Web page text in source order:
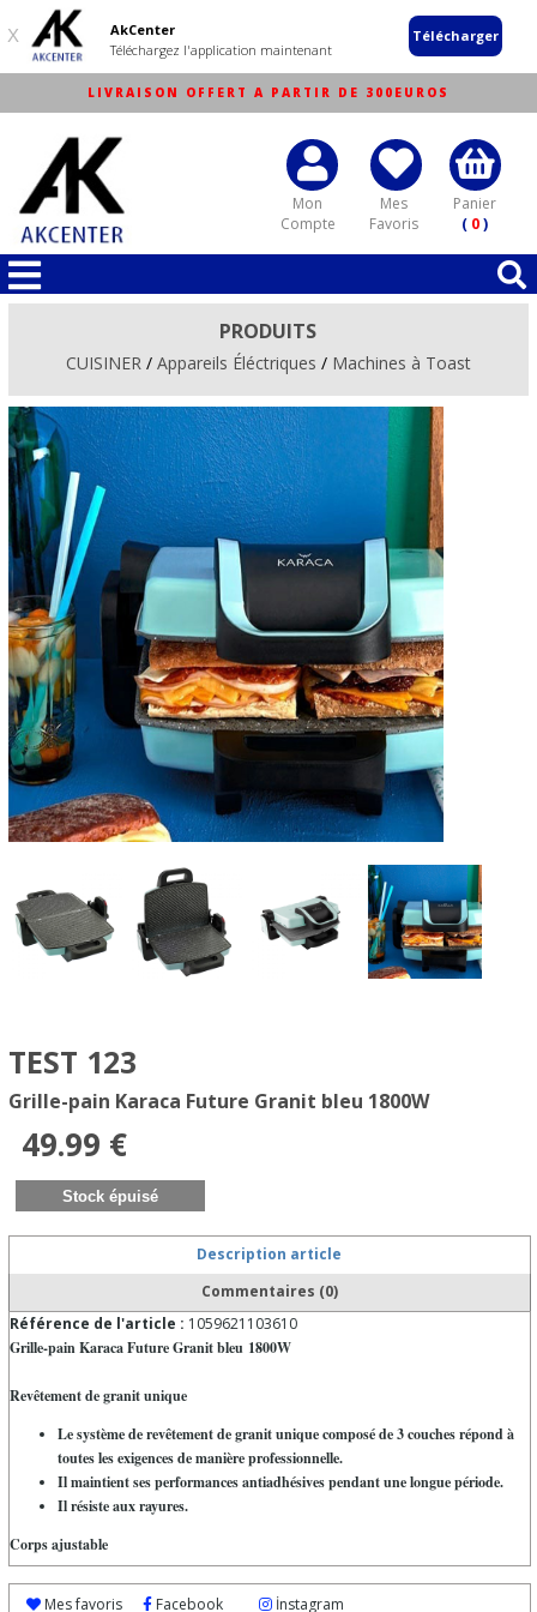
X
AkCenter
Téléchargez l'application maintenant
Télécharger
LIVRAISON OFFERT A PARTIR DE 300EUROS
Mon
Compte
Mes
Favoris
Panier
( 0)
PRODUITS
CUISINER/ Appareils Éléctriques / Machines à Toast
TEST 123
Grille-pain Karaca Future Granit bleu 1800W
49.99 €
Description article
Commentaires (0)
Référence de l'article : 1059621103610
Grille-pain Karaca Future Granit bleu 1800W
Revêtement de granit unique
Le système de revêtement de granit unique composé de 3 couches répond à
toutes les exigences de manière professionnelle.
Il maintient ses performances antiadhésives pendant une longue période.
Il résiste aux rayures.
Corps ajustable
Vous pouvez cuire vos pains aux œufs, sandwichs épais, gratin de sauce
béchamel et bien d'autres choses, grâce à l'effet four.
Mes favoris Facebook İnstagram